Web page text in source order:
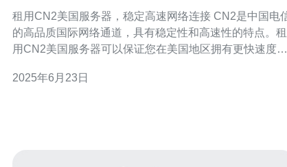
租用CN2美国服务器，稳定高速网络连接 CN2是中国电信
的高品质国际网络通道，具有稳定性和高速性的特点。租
用CN2美国服务器可以保证您在美国地区拥有更快速度和
户体验。 通过租用CN2美国服务器，您将获得来自中国电
2025年6月23日